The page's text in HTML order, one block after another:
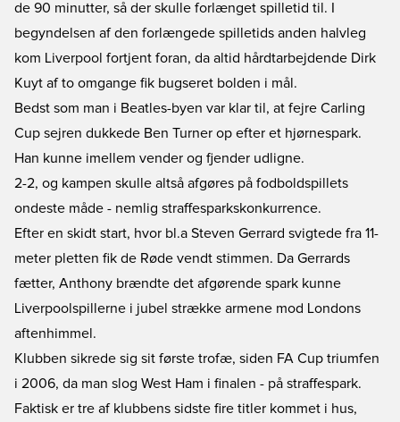
de 90 minutter, så der skulle forlænget spilletid til. I
begyndelsen af den forlængede spilletids anden halvleg
kom Liverpool fortjent foran, da altid hårdtarbejdende Dirk
Kuyt af to omgange fik bugseret bolden i mål.
Bedst som man i Beatles-byen var klar til, at fejre Carling
Cup sejren dukkede Ben Turner op efter et hjørnespark.
Han kunne imellem vender og fjender udligne.
2-2, og kampen skulle altså afgøres på fodboldspillets
ondeste måde - nemlig straffesparkskonkurrence.
Efter en skidt start, hvor bl.a Steven Gerrard svigtede fra 11-
meter pletten fik de Røde vendt stimmen. Da Gerrards
fætter, Anthony brændte det afgørende spark kunne
Liverpoolspillerne i jubel strække armene mod Londons
aftenhimmel.
Klubben sikrede sig sit første trofæ, siden FA Cup triumfen
i 2006, da man slog West Ham i finalen - på straffespark.
Faktisk er tre af klubbens sidste fire titler kommet i hus,